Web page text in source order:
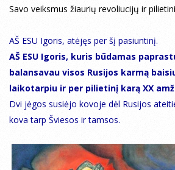
Savo veiksmus žiaurių revoliucijų ir
AŠ ESU Igoris, atėjęs per šį pasiuntinį.
AŠ ESU Igoris, kuris būdamas
balansavau visos Rusijos karmą
laikotarpiu ir per pilietinį karą XX
Dvi jėgos susiėjo kovoje dėl Rusijos
kova tarp Šviesos ir tamsos.